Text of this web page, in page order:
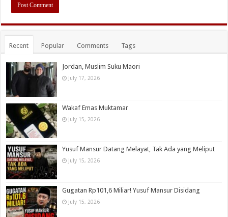
Recent Popular Comments Tags
Jordan, Muslim Suku Maori
July 17, 2026
Wakaf Emas Muktamar
July 15, 2026
Yusuf Mansur Datang Melayat, Tak Ada yang Meliput
July 15, 2026
Gugatan Rp101,6 Miliar! Yusuf Mansur Disidang
July 15, 2026